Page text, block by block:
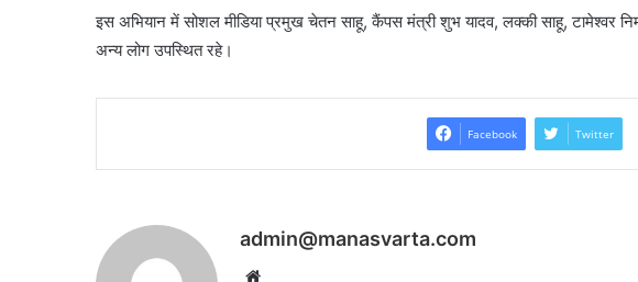
इस अभियान में सोशल मीडिया प्रमुख चेतन साहू, कैंपस मंत्री शुभ यादव, लक्की साहू, टामेश्वर
अन्य लोग उपस्थित रहे।
Facebook Twitter
admin@manasvarta.com
Website